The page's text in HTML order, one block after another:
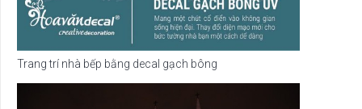
Trang trí nhà bếp bằng decal gạch bông